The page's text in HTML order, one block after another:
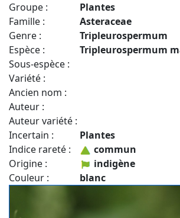
Groupe :
Plantes
Famille :
Asteraceae
Genre :
Tripleurospermum
Espèce :
Tripleurospermum
Sous-espèce :
Variété :
Ancien nom :
Auteur :
Auteur variété :
Incertain :
Plantes
Indice rareté :
commun
Origine :
indigène
Couleur :
blanc